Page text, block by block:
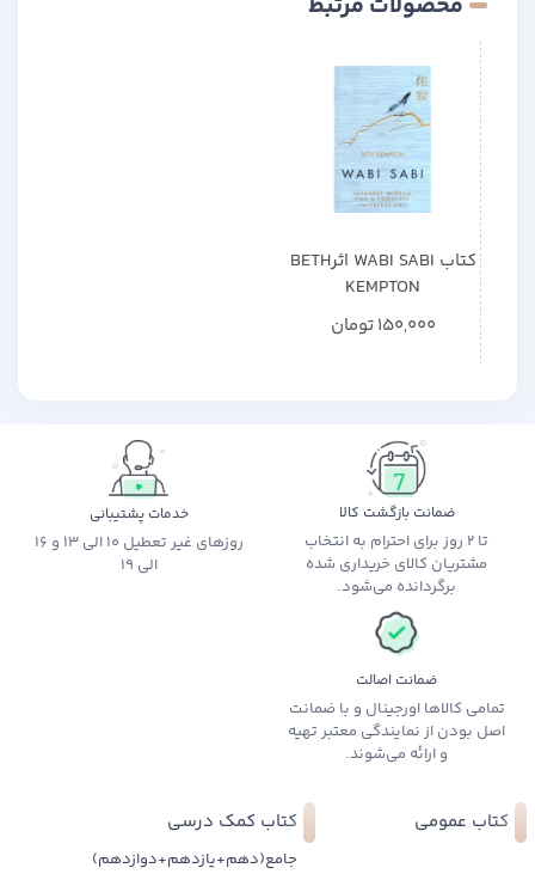
کتاب WABI SABI اثرBETH
KEMPTON
150,000تومان
ضمانت بازگشت کالا
تا 2 روز برای احترام به انتخاب
مشتریان کالای خریداری شده
برگردانده می‌شود.
خدمات پشتیبانی
روزهای غیر تعطیل 10 الی 13 و 16
الی 19
ضمانت اصالت
تمامی کالاها اورجینال و با ضمانت
اصل بودن از نمایندگی معتبر تهیه
و ارائه می‌شوند.
کتاب عمومی کتاب کمک درسی
جامع(دهم+یازدهم+دوازدهم)